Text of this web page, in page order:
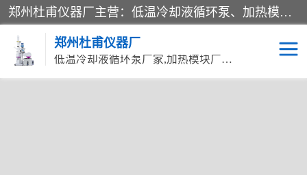
郑州杜甫仪器厂主营：低温冷却液循环泵、加热模块、水热合成反应釜、水油浴锅、旋转蒸发器、循环水真空泵等产品。郑州杜甫仪器厂在众多的教学仪器行业中依靠科技力量扬长避短、迅速发展，成为国家教委*生产教学仪器的厂家，产品具有国内良好水平，主导产品通过ISO9002质量认证。
郑州杜甫仪器厂
低温冷却液循环泵厂家,加热模块厂家,水热合成反应釜厂家,水油浴锅厂家,旋转蒸发器厂家